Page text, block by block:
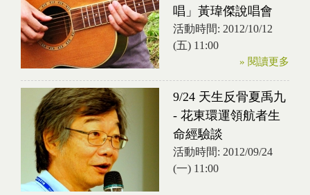
唱」黃瑋傑說唱會
活動時間: 2012/10/12
(五) 11:00
» 閱讀更多
9/24 天生反骨夏禹九
- 花東環運領航者生
命經驗談
活動時間: 2012/09/24
(一) 11:00